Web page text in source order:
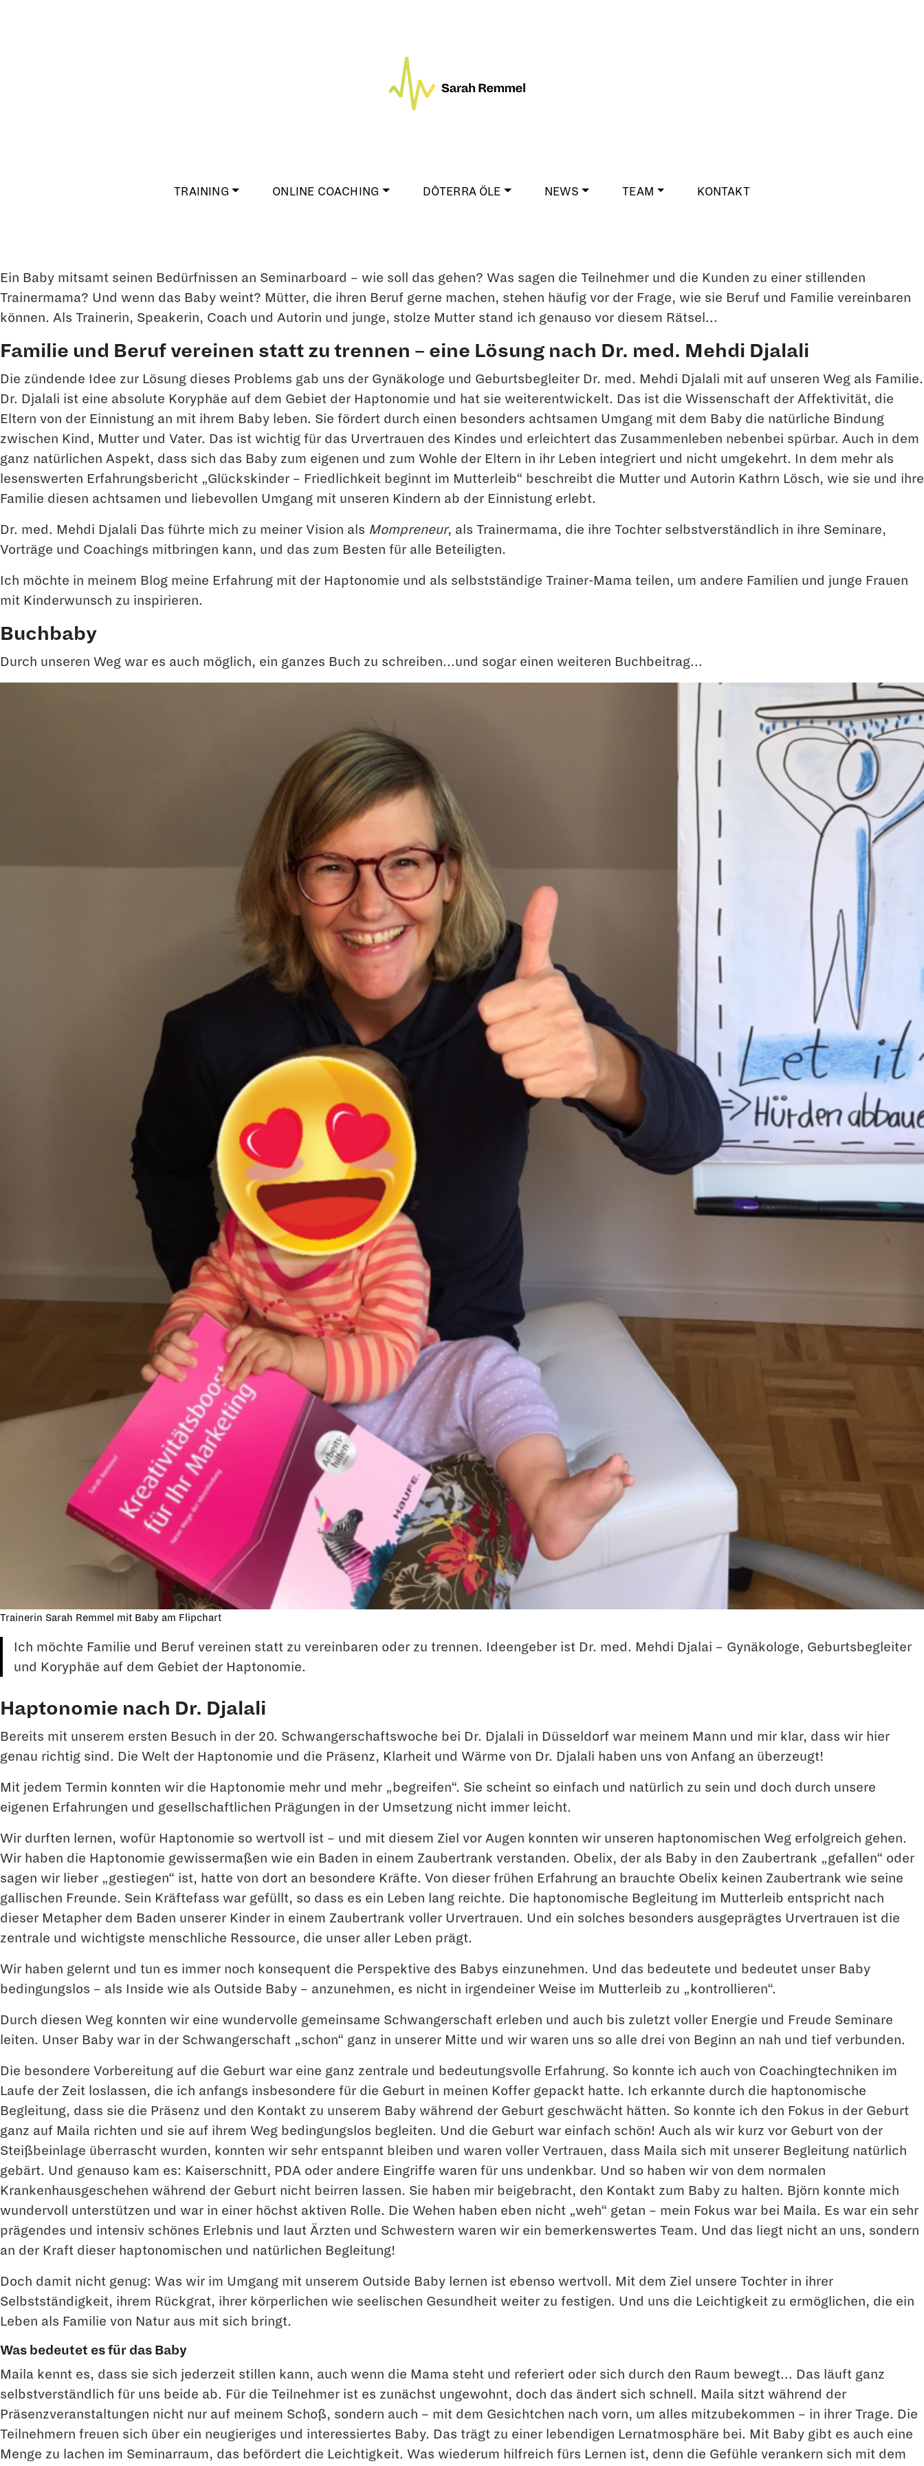
TRAINING ONLINE COACHING DŌTERRA ÖLE NEWS TEAM KONTAKT
Ein Baby mitsamt seinen Bedürfnissen an Seminarboard – wie soll das gehen? Was sagen die Teilnehmer und die Kunden zu einer stillenden
Trainermama? Und wenn das Baby weint? Mütter, die ihren Beruf gerne machen, stehen häufig vor der Frage, wie sie Beruf und Familie vereinbaren
können. Als Trainerin, Speakerin, Coach und Autorin und junge, stolze Mutter stand ich genauso vor diesem Rätsel…
Familie und Beruf vereinen statt zu trennen – eine Lösung nach Dr. med. Mehdi Djalali
Die zündende Idee zur Lösung dieses Problems gab uns der Gynäkologe und Geburtsbegleiter Dr. med. Mehdi Djalali mit auf unseren Weg als Familie.
Dr. Djalali ist eine absolute Koryphäe auf dem Gebiet der Haptonomie und hat sie weiterentwickelt. Das ist die Wissenschaft der Affektivität, die
Eltern von der Einnistung an mit ihrem Baby leben. Sie fördert durch einen besonders achtsamen Umgang mit dem Baby die natürliche Bindung
zwischen Kind, Mutter und Vater. Das ist wichtig für das Urvertrauen des Kindes und erleichtert das Zusammenleben nebenbei spürbar. Auch in dem
ganz natürlichen Aspekt, dass sich das Baby zum eigenen und zum Wohle der Eltern in ihr Leben integriert und nicht umgekehrt. In dem mehr als
lesenswerten Erfahrungsbericht „Glückskinder – Friedlichkeit beginnt im Mutterleib“ beschreibt die Mutter und Autorin Kathrn Lösch, wie sie und ihre
Familie diesen achtsamen und liebevollen Umgang mit unseren Kindern ab der Einnistung erlebt.
Dr. med. Mehdi Djalali Das führte mich zu meiner Vision als Mompreneur, als Trainermama, die ihre Tochter selbstverständlich in ihre Seminare,
Vorträge und Coachings mitbringen kann, und das zum Besten für alle Beteiligten.
Ich möchte in meinem Blog meine Erfahrung mit der Haptonomie und als selbstständige Trainer-Mama teilen, um andere Familien und junge Frauen
mit Kinderwunsch zu inspirieren.
Buchbaby
Durch unseren Weg war es auch möglich, ein ganzes Buch zu schreiben…und sogar einen weiteren Buchbeitrag…
Trainerin Sarah Remmel mit Baby am Flipchart
Ich möchte Familie und Beruf vereinen statt zu vereinbaren oder zu trennen. Ideengeber ist Dr. med. Mehdi Djalai – Gynäkologe, Geburtsbegleiter
und Koryphäe auf dem Gebiet der Haptonomie.
Haptonomie nach Dr. Djalali
Bereits mit unserem ersten Besuch in der 20. Schwangerschaftswoche bei Dr. Djalali in Düsseldorf war meinem Mann und mir klar, dass wir hier
genau richtig sind. Die Welt der Haptonomie und die Präsenz, Klarheit und Wärme von Dr. Djalali haben uns von Anfang an überzeugt!
Mit jedem Termin konnten wir die Haptonomie mehr und mehr „begreifen“. Sie scheint so einfach und natürlich zu sein und doch durch unsere
eigenen Erfahrungen und gesellschaftlichen Prägungen in der Umsetzung nicht immer leicht.
Wir durften lernen, wofür Haptonomie so wertvoll ist – und mit diesem Ziel vor Augen konnten wir unseren haptonomischen Weg erfolgreich gehen.
Wir haben die Haptonomie gewissermaßen wie ein Baden in einem Zaubertrank verstanden. Obelix, der als Baby in den Zaubertrank „gefallen“ oder
sagen wir lieber „gestiegen“ ist, hatte von dort an besondere Kräfte. Von dieser frühen Erfahrung an brauchte Obelix keinen Zaubertrank wie seine
gallischen Freunde. Sein Kräftefass war gefüllt, so dass es ein Leben lang reichte. Die haptonomische Begleitung im Mutterleib entspricht nach
dieser Metapher dem Baden unserer Kinder in einem Zaubertrank voller Urvertrauen. Und ein solches besonders ausgeprägtes Urvertrauen ist die
zentrale und wichtigste menschliche Ressource, die unser aller Leben prägt.
Wir haben gelernt und tun es immer noch konsequent die Perspektive des Babys einzunehmen. Und das bedeutete und bedeutet unser Baby
bedingungslos – als Inside wie als Outside Baby – anzunehmen, es nicht in irgendeiner Weise im Mutterleib zu „kontrollieren“.
Durch diesen Weg konnten wir eine wundervolle gemeinsame Schwangerschaft erleben und auch bis zuletzt voller Energie und Freude Seminare
leiten. Unser Baby war in der Schwangerschaft „schon“ ganz in unserer Mitte und wir waren uns so alle drei von Beginn an nah und tief verbunden.
Die besondere Vorbereitung auf die Geburt war eine ganz zentrale und bedeutungsvolle Erfahrung. So konnte ich auch von Coachingtechniken im
Laufe der Zeit loslassen, die ich anfangs insbesondere für die Geburt in meinen Koffer gepackt hatte. Ich erkannte durch die haptonomische
Begleitung, dass sie die Präsenz und den Kontakt zu unserem Baby während der Geburt geschwächt hätten. So konnte ich den Fokus in der Geburt
ganz auf Maila richten und sie auf ihrem Weg bedingungslos begleiten. Und die Geburt war einfach schön! Auch als wir kurz vor Geburt von der
Steißbeinlage überrascht wurden, konnten wir sehr entspannt bleiben und waren voller Vertrauen, dass Maila sich mit unserer Begleitung natürlich
gebärt. Und genauso kam es: Kaiserschnitt, PDA oder andere Eingriffe waren für uns undenkbar. Und so haben wir von dem normalen
Krankenhausgeschehen während der Geburt nicht beirren lassen. Sie haben mir beigebracht, den Kontakt zum Baby zu halten. Björn konnte mich
wundervoll unterstützen und war in einer höchst aktiven Rolle. Die Wehen haben eben nicht „weh“ getan – mein Fokus war bei Maila. Es war ein sehr
prägendes und intensiv schönes Erlebnis und laut Ärzten und Schwestern waren wir ein bemerkenswertes Team. Und das liegt nicht an uns, sondern
an der Kraft dieser haptonomischen und natürlichen Begleitung!
Doch damit nicht genug: Was wir im Umgang mit unserem Outside Baby lernen ist ebenso wertvoll. Mit dem Ziel unsere Tochter in ihrer
Selbstständigkeit, ihrem Rückgrat, ihrer körperlichen wie seelischen Gesundheit weiter zu festigen. Und uns die Leichtigkeit zu ermöglichen, die ein
Leben als Familie von Natur aus mit sich bringt.
Was bedeutet es für das Baby
Maila kennt es, dass sie sich jederzeit stillen kann, auch wenn die Mama steht und referiert oder sich durch den Raum bewegt… Das läuft ganz
selbstverständlich für uns beide ab. Für die Teilnehmer ist es zunächst ungewohnt, doch das ändert sich schnell. Maila sitzt während der
Präsenzveranstaltungen nicht nur auf meinem Schoß, sondern auch – mit dem Gesichtchen nach vorn, um alles mitzubekommen – in ihrer Trage. Die
Teilnehmern freuen sich über ein neugieriges und interessiertes Baby. Das trägt zu einer lebendigen Lernatmosphäre bei. Mit Baby gibt es auch eine
Menge zu lachen im Seminarraum, das befördert die Leichtigkeit. Was wiederum hilfreich fürs Lernen ist, denn die Gefühle verankern sich mit dem